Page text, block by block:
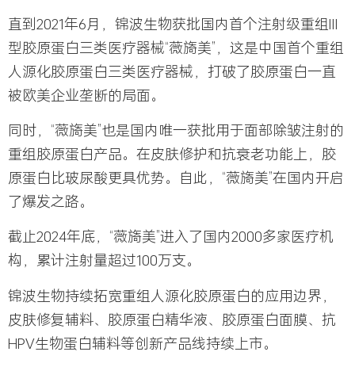
直到2021年6月，锦波生物获批国内首个注射级重组Ⅲ
型胶原蛋白三类医疗器械“薇旖美”，这是中国首个重组
人源化胶原蛋白三类医疗器械，打破了胶原蛋白一直
被欧美企业垄断的局面。
同时，“薇旖美”也是国内唯一获批用于面部除皱注射的
重组胶原蛋白产品。在皮肤修护和抗衰老功能上，胶
原蛋白比玻尿酸更具优势。自此，“薇旖美”在国内开启
了爆发之路。
截止2024年底，“薇旖美”进入了国内2000多家医疗机
构，累计注射量超过100万支。
锦波生物持续拓宽重组人源化胶原蛋白的应用边界，
皮肤修复辅料、胶原蛋白精华液、胶原蛋白面膜、抗
HPV生物蛋白辅料等创新产品线持续上市。